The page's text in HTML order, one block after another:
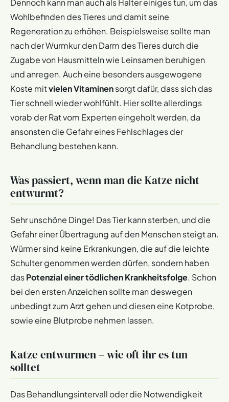
Wohlbefinden des Tieres und damit seine
Regeneration zu erhöhen. Beispielsweise sollte man
nach der Wurmkur den Darm des Tieres durch die
Zugabe von Hausmitteln wie Leinsamen beruhigen
und anregen. Auch eine besonders ausgewogene
Koste mitvielen Vitaminensorgt dafür, dass sich das
Tier schnell wieder wohlfühlt. Hier sollte allerdings
vorab der Rat vom Experten eingeholt werden, da
ansonsten die Gefahr eines Fehlschlages der
Behandlung bestehen kann.
Was passiert, wenn man die Katze nicht
entwurmt?
Sehr unschöne Dinge! Das Tier kann sterben, und die
Gefahr einer Übertragung auf den Menschen steigt an.
Würmer sind keine Erkrankungen, die auf die leichte
Schulter genommen werden dürfen, sondern haben
dasPotenzial einer tödlichen Krankheitsfolge. Schon
bei den ersten Anzeichen sollte man deswegen
unbedingt zum Arzt gehen und diesen eine Kotprobe,
sowie eine Blutprobe nehmen lassen.
Katze entwurmen – wie oft ihr es tun
solltet
Das Behandlungsintervall oder die Notwendigkeit